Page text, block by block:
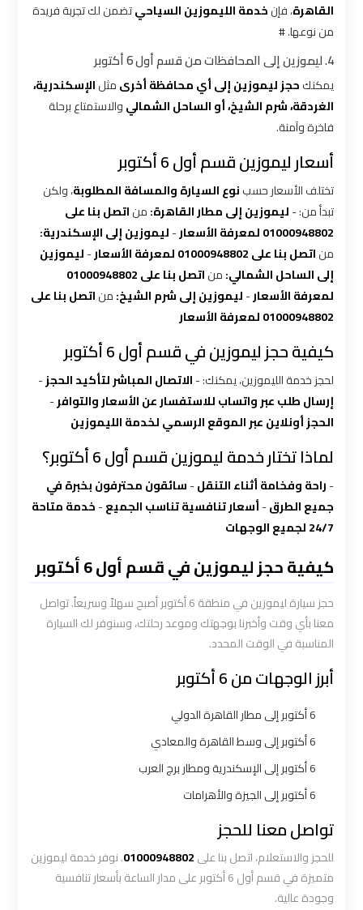
القاهرة، فإنخدمة الليموزين السياحيتضمن لك تجربة فريدة
من نوعها. #
4. ليموزين إلى المحافظات من قسم أول 6 أكتوبر
يمكنكحجز ليموزين إلى أي محافظة أخرىمثلالإسكندرية،
الغردقة، شرم الشيخ، أو الساحل الشماليوالاستمتاع برحلة
فاخرة وآمنة.
أسعار ليموزين قسم أول 6 أكتوبر
تختلف الأسعار حسبنوع السيارة والمسافة المطلوبة، ولكن
تبدأ من: -ليموزين إلى مطار القاهرة:مناتصل بنا على
01000948802 لمعرفة الأسعار
-ليموزين إلى الإسكندرية:
مناتصل بنا على 01000948802 لمعرفة الأسعار -ليموزين
إلى الساحل الشمالي:من
اتصل بنا على 01000948802
لمعرفة الأسعار-ليموزين إلى شرم الشيخ:مناتصل بنا على
01000948802 لمعرفة الأسعار
كيفية حجز ليموزين في قسم أول 6 أكتوبر
لحجز خدمة الليموزين، يمكنك: -الاتصال المباشر لتأكيد الحجز-
إرسال طلب عبر واتساب للاستفسار عن الأسعار والتوافر-
الحجز أونلاين عبر الموقع الرسمي لخدمة الليموزين
لماذا تختار خدمة ليموزين قسم أول 6 أكتوبر؟
-راحة وفخامة أثناء التنقل-سائقون محترفون بخبرة في
جميع الطرق-أسعار تنافسية تناسب الجميع-خدمة متاحة
24/7 لجميع الوجهات
كيفية حجز ليموزين في قسم أول 6 أكتوبر
حجز سيارة ليموزين في منطقة 6 أكتوبر أصبح سهلاً وسريعاً. تواصل
معنا بأي وقت وأخبرنا بوجهتك وموعد رحلتك، وسنوفر لك السيارة
المناسبة في الوقت المحدد.
أبرز الوجهات من 6 أكتوبر
6 أكتوبر إلى مطار القاهرة الدولي
6 أكتوبر إلى وسط القاهرة والمعادي
6 أكتوبر إلى الإسكندرية ومطار برج العرب
6 أكتوبر إلى الجيزة والأهرامات
تواصل معنا للحجز
للحجز والاستعلام، اتصل بنا على01000948802. نوفر خدمة ليموزين
متميزة في قسم أول 6 أكتوبر على مدار الساعة بأسعار تنافسية
وجودة عالية.
شركه
القاهره
ليموزين
اسكندرية
القاهرة
ليموزين
الإسكندرية
القاهرة
ليموزين
الاسكندرية
القاهرة
ليموزين
الاسكندريه
الغردقه
ليموزين
السويس
ليموزين
الاسكندريه
الشيخ
الاسكندريه
ليموزين
الأحمر